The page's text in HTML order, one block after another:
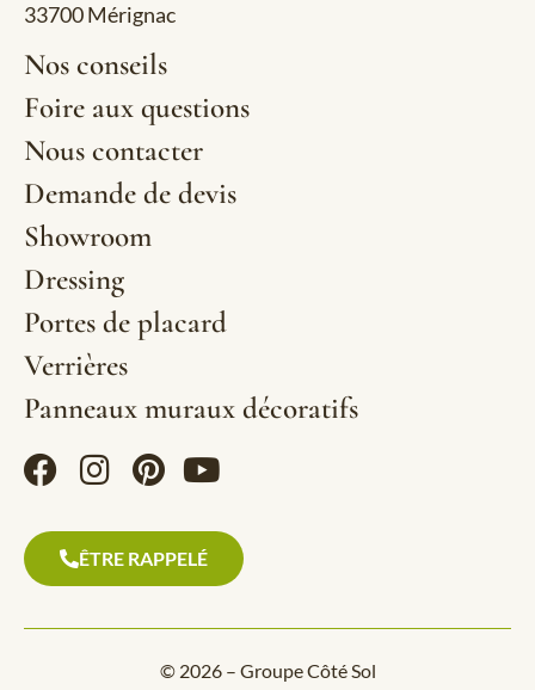
33700 Mérignac
Nos conseils
Foire aux questions
Nous contacter
Demande de devis
Showroom
Dressing
Portes de placard
Verrières
Panneaux muraux décoratifs
ÊTRE RAPPELÉ
© 2026 – Groupe Côté Sol